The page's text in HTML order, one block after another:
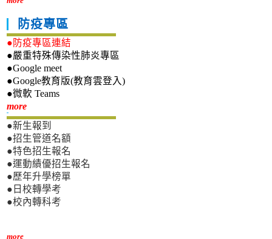
防疫專區
●防疫專區連結
●嚴重特殊傳染性肺炎專區
●Google meet
●Google教育版(教育雲登入)
●微軟 Teams
more新生專區
●新生報到
●招生管道名額
●特色招生報名
●運動績優招生報名
●歷年升學榜單
●日校轉學考
●校內轉科考
more